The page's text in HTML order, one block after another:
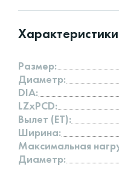
Размер:
Диаметр:
DIA:
LZxPCD:
Вылет (ET):
Ширина:
Максимальная
Диаметр: